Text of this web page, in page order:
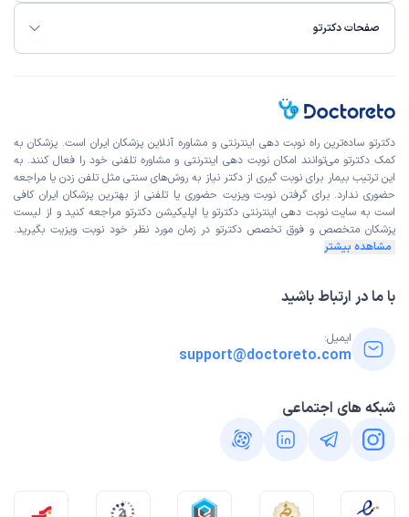
صفحات دکترتو
دکترتو ساده‌ترین راه نوبت‌ دهی اینترنتی و مشاوره آنلاین پزشکان ایران است. پزشکان به
کمک دکترتو می‌توانند امکان نوبت دهی اینترنتی و مشاوره تلفنی خود را فعال کنند. به
این ترتیب بیمار برای نوبت گیری از دکتر نیاز به روش‌های سنتی مثل تلفن زدن یا مراجعه
حضوری ندارد. برای گرفتن نوبت ویزیت حضوری یا تلفنی از بهترین پزشکان ایران کافی
است به سایت نوبت دهی اینترنتی دکترتو یا اپلیکیشن دکترتو مراجعه کنید و از لیست
پزشکان متخصص و فوق تخصص دکترتو در زمان مورد نظر خود نوبت ویزیت بگیرید.
مشاهده بیشتر
با ما در ارتباط باشید
ایمیل:
support@doctoreto.com
شبکه های اجتماعی